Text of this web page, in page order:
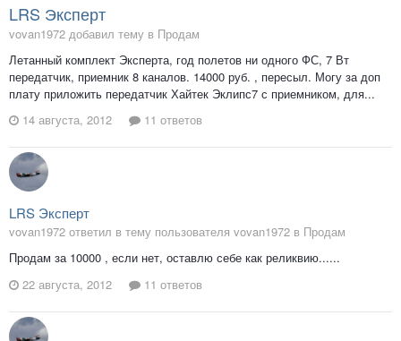
LRS Эксперт
vovan1972 добавил тему в Продам
Летанный комплект Эксперта, год полетов ни одного ФС, 7 Вт
передатчик, приемник 8 каналов. 14000 руб. , пересыл. Могу за доп
плату приложить передатчик Хайтек Эклипс7 с приемником, для...
14 августа, 2012
11 ответов
LRS Эксперт
vovan1972 ответил в тему пользователя vovan1972 в Продам
Продам за 10000 , если нет, оставлю себе как реликвию......
22 августа, 2012
11 ответов